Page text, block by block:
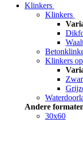
Klinkers
Klinkers
Klinkers
Andere
30x60